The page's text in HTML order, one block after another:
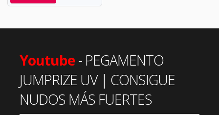
Youtube- PEGAMENTO
JUMPRIZE UV | CONSIGUE
NUDOS MÁS FUERTES